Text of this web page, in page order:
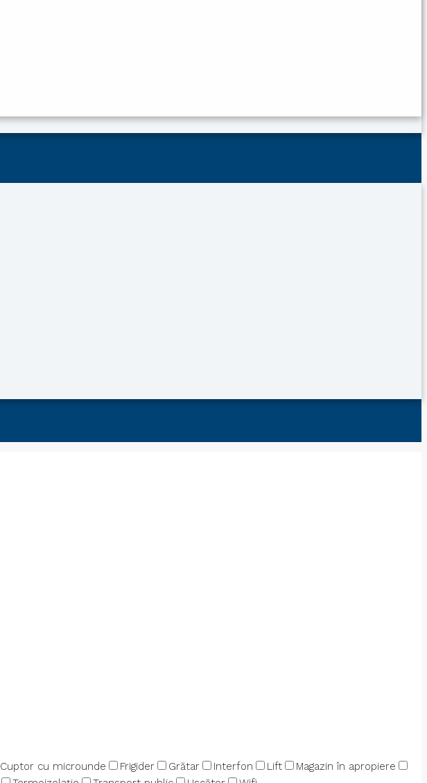
Cuptor cu microunde Frigider Grătar Interfon Lift
Magazin în apropiere